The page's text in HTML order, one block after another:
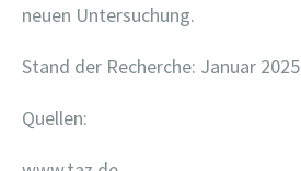
neuen Untersuchung.
Stand der Recherche: Januar 2025
Quellen: